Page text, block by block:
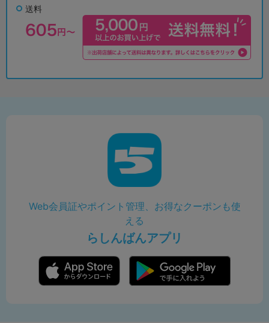
送料
Web会員証やポイント管理、お得なクーポンも使
える
らしんばんアプリ